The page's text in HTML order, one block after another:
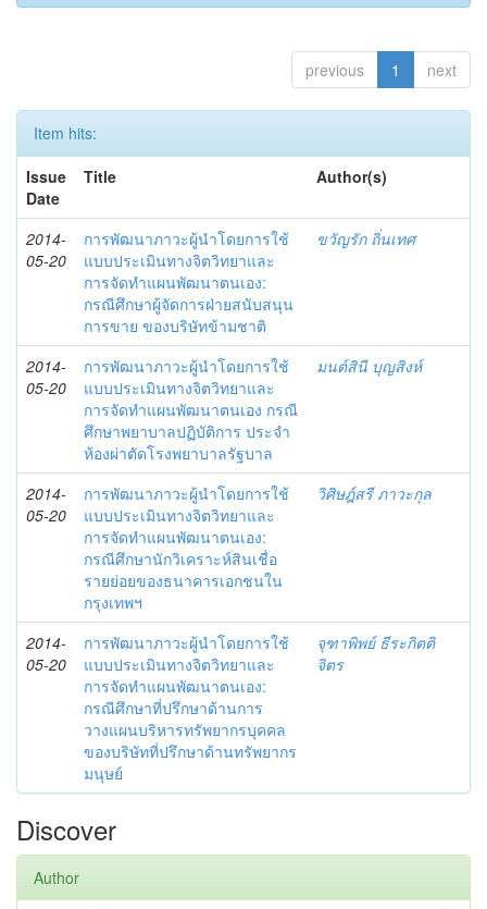
previous 1 next
Item hits:
Issue
Date
Title Author(s)
2014-
05-20
การพัฒนาภาวะผู้นำโดยการใช้
แบบประเมินทางจิตวิทยาและ
การจัดทำแผนพัฒนาตนเอง:
กรณีศึกษาผู้จัดการฝ่ายสนับสนุน
การขาย ของบริษัทข้ามชาติ
ขวัญรัก ถิ่นเทศ
2014-
05-20
การพัฒนาภาวะผู้นำโดยการใช้
แบบประเมินทางจิตวิทยาและ
การจัดทำแผนพัฒนาตนเอง กรณี
ศึกษาพยาบาลปฏิบัติการ ประจำ
ห้องผ่าตัดโรงพยาบาลรัฐบาล
มนต์สินี บุญสิงห์
2014-
05-20
การพัฒนาภาวะผู้นำโดยการใช้
แบบประเมินทางจิตวิทยาและ
การจัดทำแผนพัฒนาตนเอง:
กรณีศึกษานักวิเคราะห์สินเชื่อ
รายย่อยของธนาคารเอกชนใน
กรุงเทพฯ
วิศิษฎ์สรี ภาวะกุล
2014-
05-20
การพัฒนาภาวะผู้นำโดยการใช้
แบบประเมินทางจิตวิทยาและ
การจัดทำแผนพัฒนาตนเอง:
กรณีศึกษาที่ปรึกษาด้านการ
วางแผนบริหารทรัพยากรบุคคล
ของบริษัทที่ปรึกษาด้านทรัพยากร
มนุษย์
จุฑาพิพย์ ธีระกิตติ
จิตร
Discover
Author